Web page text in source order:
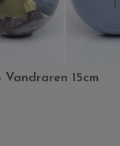
Vandraren 15cm